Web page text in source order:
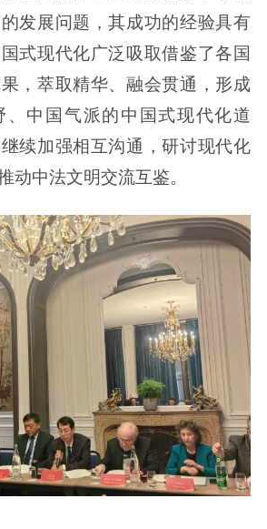
发展问题，其成功的经验具有
式现代化广泛吸取借鉴了各国
，萃取精华、融会贯通，形成
、中国气派的中国式现代化道
续加强相互沟通，研讨现代化
动中法文明交流互鉴。